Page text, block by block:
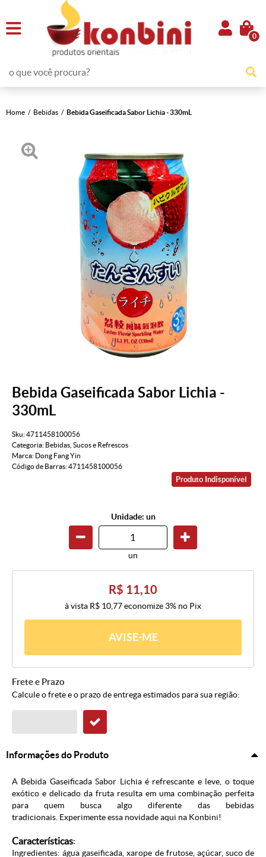
0
Home Bebidas Bebida Gaseificada Sabor Lichia - 330mL
Bebida Gaseificada Sabor Lichia -
330mL
Sku:4711458100056
Categoria: Bebidas Sucos e Refrescos
Marca: Dong Fang Yin
Código de Barras:4711458100056
Produto Indisponível
Unidade: un
un
R$ 11,10
à vista R$ 10,77economize 3% no Pix
AVISE-ME
Frete e Prazo
Calcule o frete e o prazo de entrega estimados para sua região:
Informações do Produto
A Bebida Gaseificada Sabor Lichia é refrescante e leve, o toque
exótico e delicado da fruta resulta em uma combinação perfeita
para quem busca algo diferente das bebidas
tradicionais. Experimente essa novidade aqui na Konbini!
Características:
Ingredientes: água gaseificada, xarope de frutose, açúcar, suco de